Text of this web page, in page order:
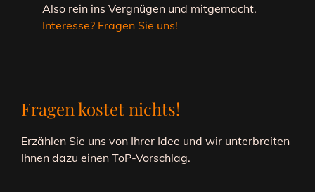
Also rein ins Vergnügen und mitgemacht.
Interesse? Fragen Sie uns!
Fragen kostet nichts!
Erzählen Sie uns von Ihrer Idee und wir unterbreiten
Ihnen dazu einen ToP-Vorschlag.